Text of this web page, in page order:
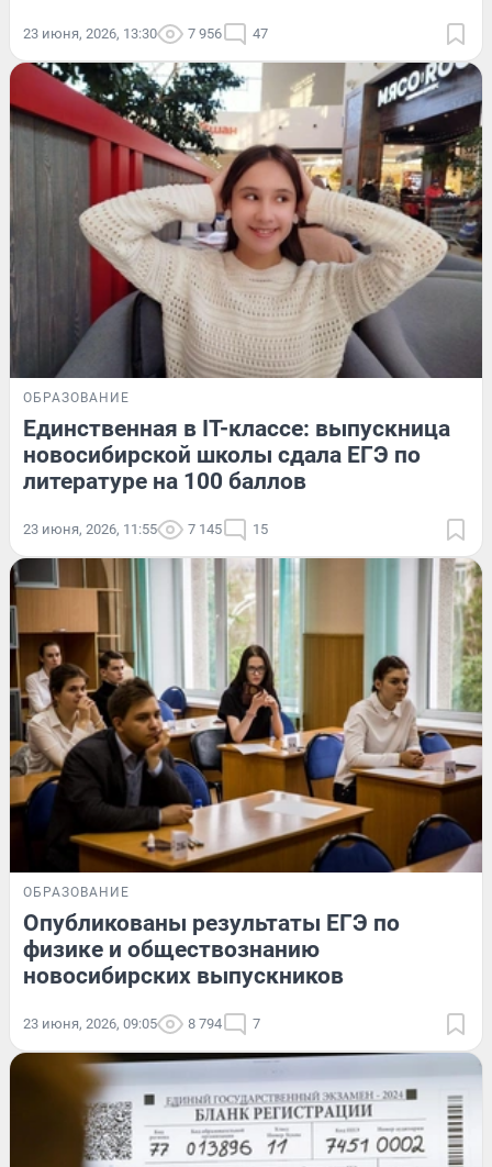
23 июня, 2026, 13:30 7 956 47
ОБРАЗОВАНИЕ
Единственная в IT-классе: выпускница
новосибирской школы сдала ЕГЭ по
литературе на 100 баллов
23 июня, 2026, 11:55 7 145 15
ОБРАЗОВАНИЕ
Опубликованы результаты ЕГЭ по
физике и обществознанию
новосибирских выпускников
23 июня, 2026, 09:05 8 794 7